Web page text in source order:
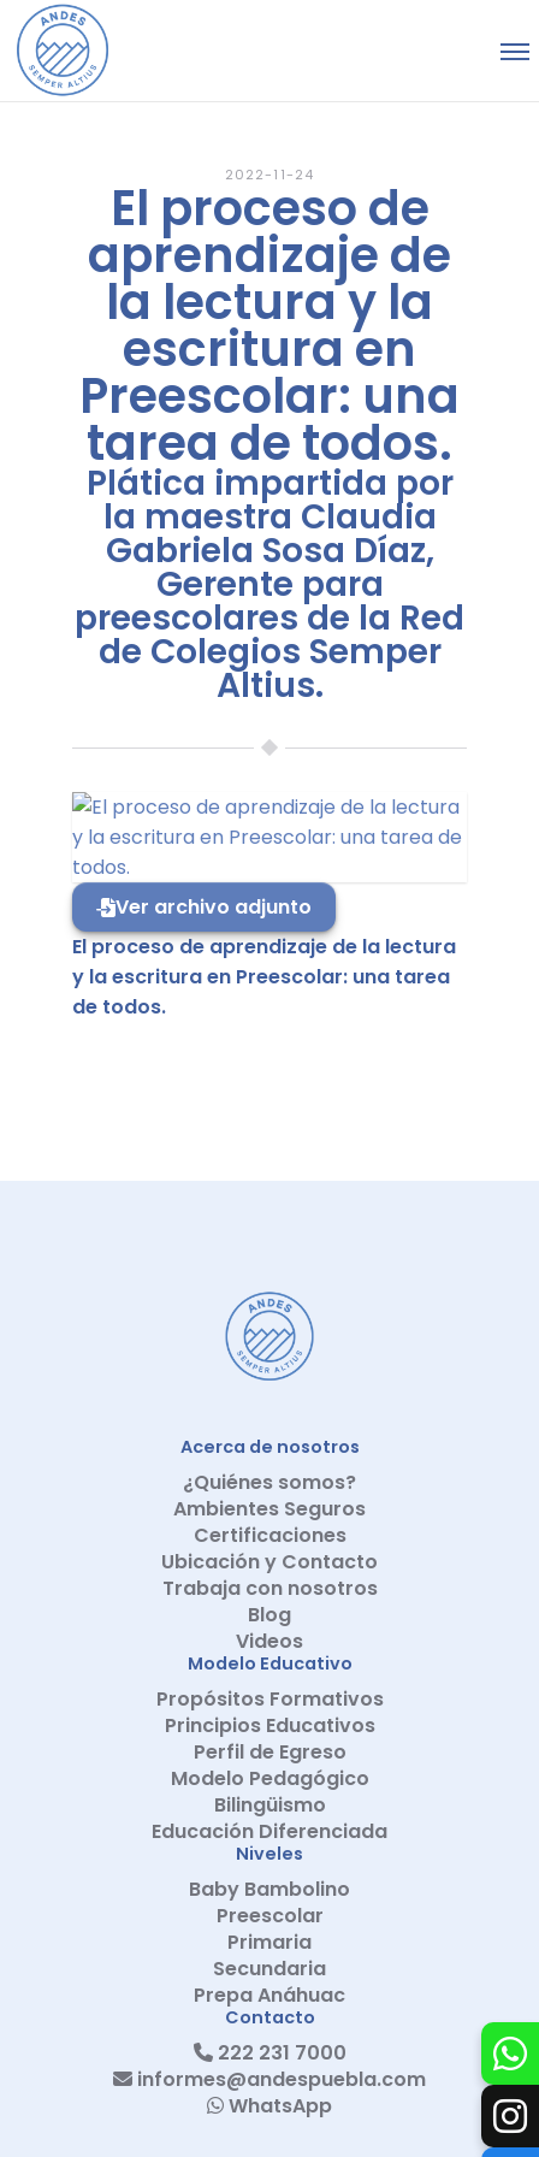
2022-11-24
El proceso de
aprendizaje de
la lectura y la
escritura en
Preescolar: una
tarea de todos.
Plática impartida por
la maestra Claudia
Gabriela Sosa Díaz,
Gerente para
preescolares de la Red
de Colegios Semper
Altius.
Ver archivo adjunto
El proceso de aprendizaje de la lectura
y la escritura en Preescolar: una tarea
de todos.
Acerca de nosotros
¿Quiénes somos?
Ambientes Seguros
Certificaciones
Ubicación y Contacto
Trabaja con nosotros
Blog
Videos
Modelo Educativo
Propósitos Formativos
Principios Educativos
Perfil de Egreso
Modelo Pedagógico
Bilingüismo
Educación Diferenciada
Niveles
Baby Bambolino
Preescolar
Primaria
Secundaria
Prepa Anáhuac
Contacto
222 231 7000
informes@andespuebla.com
WhatsApp